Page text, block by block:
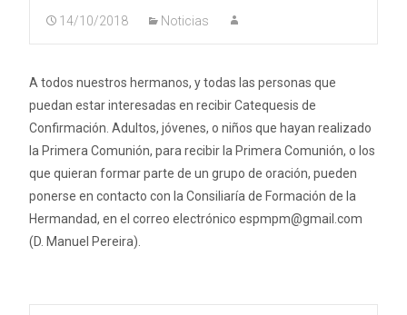
14/10/2018 Noticias
A todos nuestros hermanos, y todas las personas que
puedan estar interesadas en recibir Catequesis de
Confirmación. Adultos, jóvenes, o niños que hayan realizado
la Primera Comunión, para recibir la Primera Comunión, o los
que quieran formar parte de un grupo de oración, pueden
ponerse en contacto con la Consiliaría de Formación de la
Hermandad, en el correo electrónico espmpm@gmail.com
(D. Manuel Pereira).